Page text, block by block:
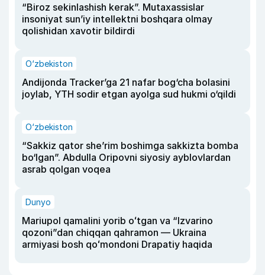
“Biroz sekinlashish kerak”. Mutaxassislar
insoniyat sun’iy intellektni boshqara olmay
qolishidan xavotir bildirdi
O‘zbekiston
Andijonda Tracker’ga 21 nafar bog‘cha bolasini
joylab, YTH sodir etgan ayolga sud hukmi o‘qildi
O‘zbekiston
“Sakkiz qator she’rim boshimga sakkizta bomba
bo‘lgan”. Abdulla Oripovni siyosiy ayblovlardan
asrab qolgan voqea
Dunyo
Mariupol qamalini yorib oʻtgan va “Izvarino
qozoni”dan chiqqan qahramon — Ukraina
armiyasi bosh qoʻmondoni Drapatiy haqida